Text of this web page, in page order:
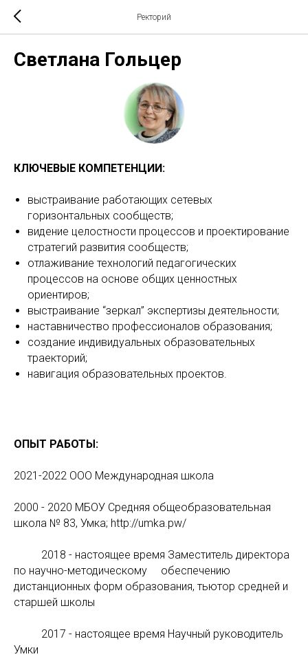
Ректорий
Светлана Гольцер
КЛЮЧЕВЫЕ КОМПЕТЕНЦИИ:
выстраивание работающих сетевых
горизонтальных сообществ;
видение целостности процессов и проектирование
стратегий развития сообществ;
отлаживание технологий педагогических
процессов на основе общих ценностных
ориентиров;
выстраивание “зеркал” экспертизы деятельности;
наставничество профессионалов образования;
создание индивидуальных образовательных
траекторий;
навигация образовательных проектов.
ОПЫТ РАБОТЫ:
2021-2022 ООО Международная школа
2000 - 2020 МБОУ Средняя общеобразовательная
школа № 83, Умка; http://umka.pw/
2018 - настоящее время Заместитель директора
по научно-методическому обеспечению
дистанционных форм образования, тьютор средней и
старшей школы
2017 - настоящее время Научный руководитель
Умки